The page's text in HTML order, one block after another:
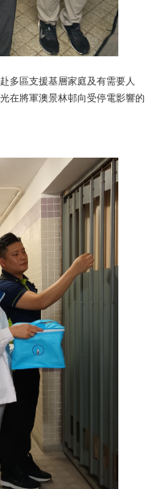
多區支援基層家庭及有需要人
在將軍澳景林邨向受停電影響的